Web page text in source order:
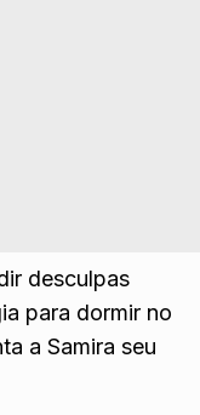
desculpas
para dormir no
a Samira seu